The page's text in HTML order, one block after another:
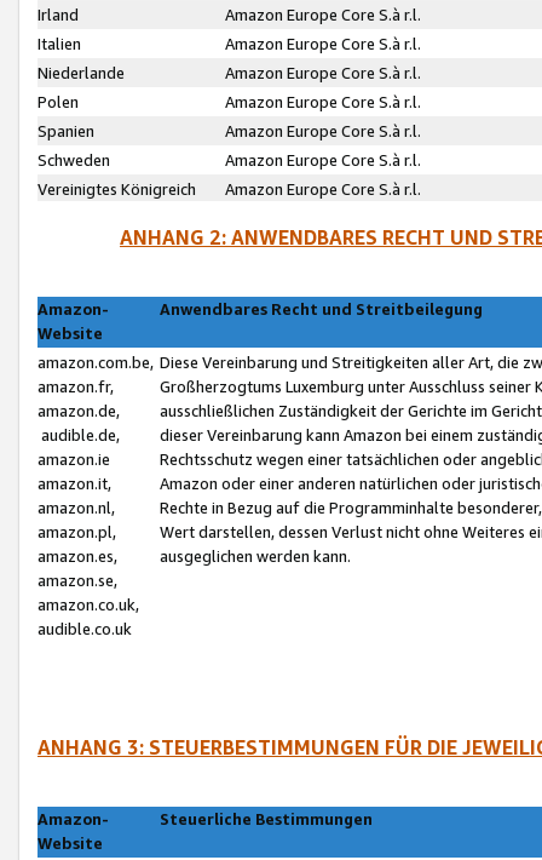
Irland
Amazon Europe Core S.à r.l.
Italien
Amazon Europe Core S.à r.l.
Niederlande
Amazon Europe Core S.à r.l.
Polen
Amazon Europe Core S.à r.l.
Spanien
Amazon Europe Core S.à r.l.
Schweden
Amazon Europe Core S.à r.l.
Vereinigtes Königreich
Amazon Europe Core S.à r.l.
ANHANG 2: ANWENDBARES RECHT UND
Amazon-
Website
Anwendbares Recht und Streitbeilegung
amazon.com.be,
amazon.fr,
amazon.de,
audible.de,
amazon.ie
amazon.it,
amazon.nl,
amazon.pl,
amazon.es,
amazon.se,
amazon.co.uk,
audible.co.uk
Diese Vereinbarung und Streitigkeiten aller Art, die
Großherzogtums Luxemburg unter Ausschluss
ausschließlichen Zuständigkeit der Gerichte im
dieser Vereinbarung kann Amazon bei einem
Rechtsschutz wegen einer tatsächlichen oder
Amazon oder einer anderen natürlichen oder
Rechte in Bezug auf die Programminhalte
Wert darstellen, dessen Verlust nicht ohne Weiteres
ausgeglichen werden kann.
ANHANG 3: STEUERBESTIMMUNGEN FÜR DIE
Amazon-
Website
Steuerliche Bestimmungen